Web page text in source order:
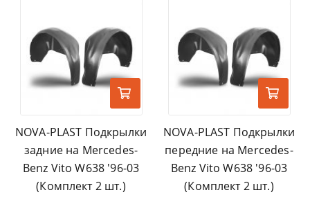
NOVA-PLAST Подкрылки
задние на Mercedes-
Benz Vito W638 '96-03
(Комплект 2 шт.)
NOVA-PLAST Подкрылки
передние на Mercedes-
Benz Vito W638 '96-03
(Комплект 2 шт.)